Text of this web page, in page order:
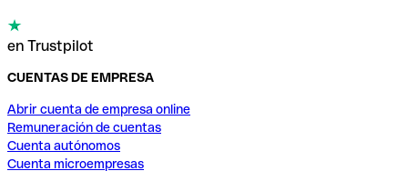
en Trustpilot
CUENTAS DE EMPRESA
Abrir cuenta de empresa online
Remuneración de cuentas
Cuenta autónomos
Cuenta microempresas